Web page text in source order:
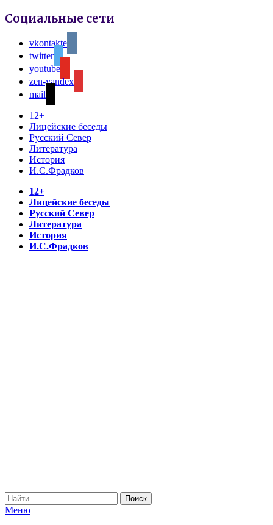
Социальные сети
vkontakte
twitter
youtube
zen-yandex
mail
12+
Лицейские беседы
Русский Север
Литература
История
И.С.Фрадков
12+
Лицейские беседы
Русский Север
Литература
История
И.С.Фрадков
Меню